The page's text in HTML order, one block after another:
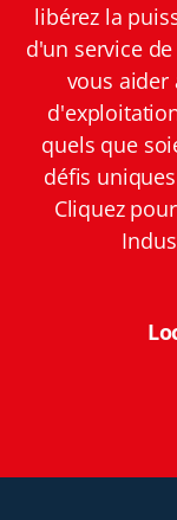
libérez la
d'un service
vous aider
quels que
défis
Cliquez